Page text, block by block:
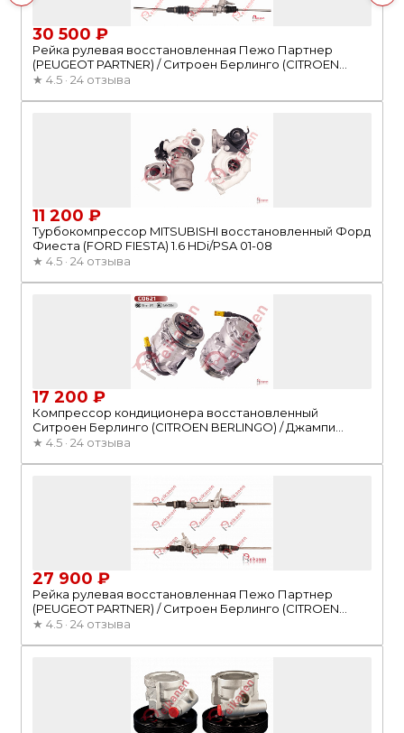
30 500 ₽
Рейка рулевая восстановленная Пежо Партнер
(PEUGEOT PARTNER) / Ситроен Берлинго (CITROEN
BERLINGO M59) 02-10
★ 4.5 · 24 отзыва
11 200 ₽
Турбокомпрессор MITSUBISHI восстановленный Форд
Фиеста (FORD FIESTA) 1.6 HDi/PSA 01-08
★ 4.5 · 24 отзыва
17 200 ₽
Компрессор кондиционера восстановленный
Ситроен Берлинго (CITROEN BERLINGO) / Джампи
(CITROEN) JUMPY / Ситроен (CITROEN) C5/C8 02-
★ 4.5 · 24 отзыва
27 900 ₽
Рейка рулевая восстановленная Пежо Партнер
(PEUGEOT PARTNER) / Ситроен Берлинго (CITROEN
BERLINGO M59) 02-10 без резьбы
★ 4.5 · 24 отзыва